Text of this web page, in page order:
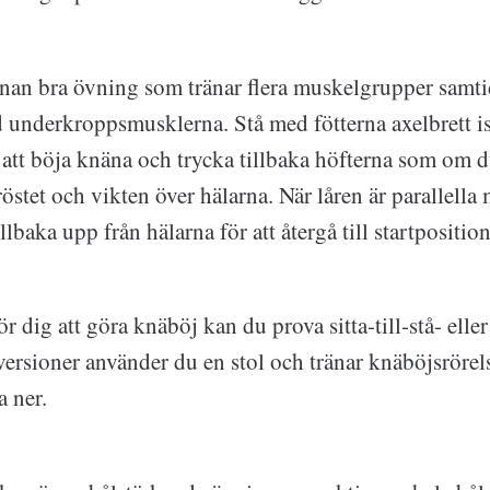
bra övning som tränar flera muskelgrupper
underkroppsmusklerna. Stå med fötterna axelbrett
böja knäna och trycka tillbaka höfterna som om
och vikten över hälarna. När låren är parallella
upp från hälarna för att återgå till
dig att göra knäböj kan du prova sitta-till-stå-
använder du en stol och tränar
ner.